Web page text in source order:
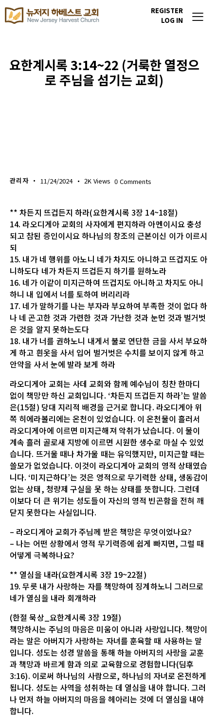
REGISTER
LOG IN
요한계시록 3:14~22 (거룩한 열정으
로 주님을 섬기는 교회)
관리자 11/24/2024 2K Views 0 Comments
** 차든지 뜨겁든지 하라(요한계시록 3장 14~18절)
14. 라오디게아 교회의 사자에게 편지하라 아멘이시요 충성
되고 참된 증인이시요 하나님의 창조의 근본이신 이가 이르시
되
15. 내가 네 행위를 아노니 네가 차지도 아니하고 뜨겁지도 아
니하도다 네가 차든지 뜨겁든지 하기를 원하노라
16. 네가 이같이 미지근하여 뜨겁지도 아니하고 차지도 아니
하니 내 입에서 너를 토하여 버리리라
17. 네가 말하기를 나는 부자라 부요하여 부족한 것이 없다 하
나 네 곤고한 것과 가련한 것과 가난한 것과 눈먼 것과 벌거벗
은 것을 알지 못하는도다
18. 내가 너를 권하노니 내게서 불로 연단한 금을 사서 부요하
게 하고 흰옷을 사서 입어 벌거벗은 수치를 보이지 않게 하고
안약을 사서 눈에 발라 보게 하라
라오디게아 교회는 사데 교회와 함께 예수님이 칭찬 한마디
없이 책망만 하신 교회입니다. ‘차든지 뜨겁든지 하라’는 말씀
은(15절) 당대 지리적 배경을 근거로 합니다. 라오디게아 위
쪽 히에라볼리에는 온천이 있었습니다. 이 온천물이 흘러서
라오디게아에 이르면 미지근해져 악취가 났습니다. 이 물이
계속 흘러 골로새 지방에 이르면 시원한 생수로 마실 수 있었
습니다. 뜨거울 때나 차가울 때는 유익했지만, 미지근할 때는
쓸모가 없었습니다. 이것이 라오디게아 교회의 영적 상태였습
니다. ‘미지근하다’는 것은 영적으로 무기력한 상태, 생동감이
없는 상태, 청량제 구실을 못 하는 상태를 뜻합니다. 그런데
이보다 더 큰 위기는 성도들이 자신의 영적 빈곤함을 전혀 깨
닫지 못한다는 사실입니다.
– 라오디게아 교회가 주님께 받은 책망은 무엇이었나요?
– 나는 어떤 상황에서 영적 무기력증에 쉽게 빠지면, 그럴 때
어떻게 극복하나요?
** 열심을 내라(요한계시록 3장 19~22절)
19. 무릇 내가 사랑하는 자를 책망하여 징계하노니 그러므로
네가 열심을 내라 회개하라
(한절 묵상_요한계시록 3장 19절)
책망하시는 주님의 마음은 미움이 아니라 사랑입니다. 책망이
라는 말은 아버지가 사랑하는 자녀를 훈육할 때 사용하는 말
입니다. 성도는 성경 말씀을 통해 하늘 아버지의 사랑을 교훈
과 책망과 바르게 함과 의로 교육함으로 경험합니다(딤후
3:16). 이로써 하나님의 사람으로, 하나님의 자녀로 온전하게
됩니다. 성도는 사역을 성취하는 데 열심을 내야 합니다. 그러
나 먼저 하늘 아버지의 마음을 헤아리는 것에 더 열심을 내야
합니다.